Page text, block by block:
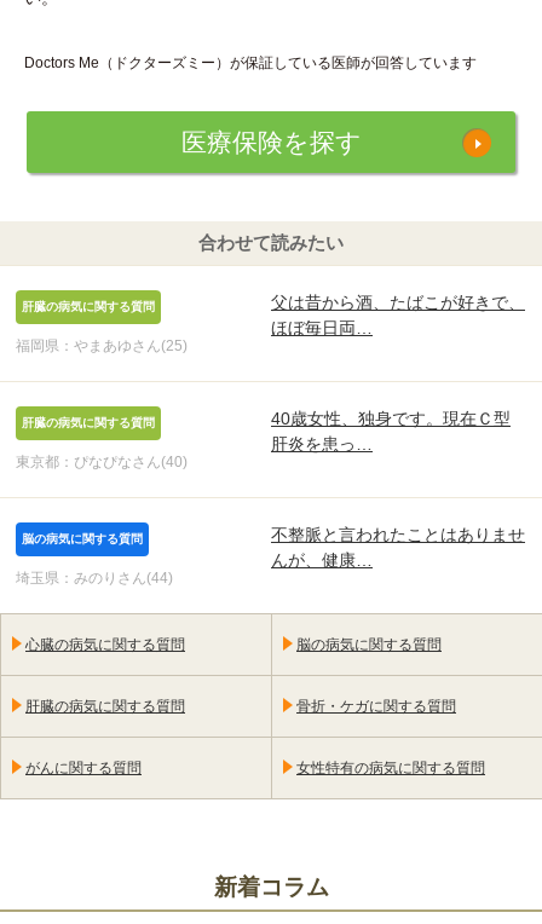
Doctors Me（ドクターズミー）が保証している医師が回答しています
医療保険を探す
合わせて読みたい
肝臓の病気に関する質問
父は昔から酒、たばこが好きで、
ほぼ毎日両…
福岡県：やまあゆさん(25)
肝臓の病気に関する質問
40歳女性、独身です。現在Ｃ型
肝炎を患っ…
東京都：ぴなぴなさん(40)
脳の病気に関する質問
不整脈と言われたことはありませ
んが、健康…
埼玉県：みのりさん(44)
心臓の病気に関する質問 脳の病気に関する質問
肝臓の病気に関する質問 骨折・ケガに関する質問
がんに関する質問 女性特有の病気に関する質問
新着コラム